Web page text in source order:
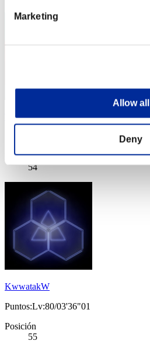
Marketing
Allow all
Deny
ThePlopsta
Posición
54
KwwatakW
Puntos:Lv:80/03'36"01
Posición
55